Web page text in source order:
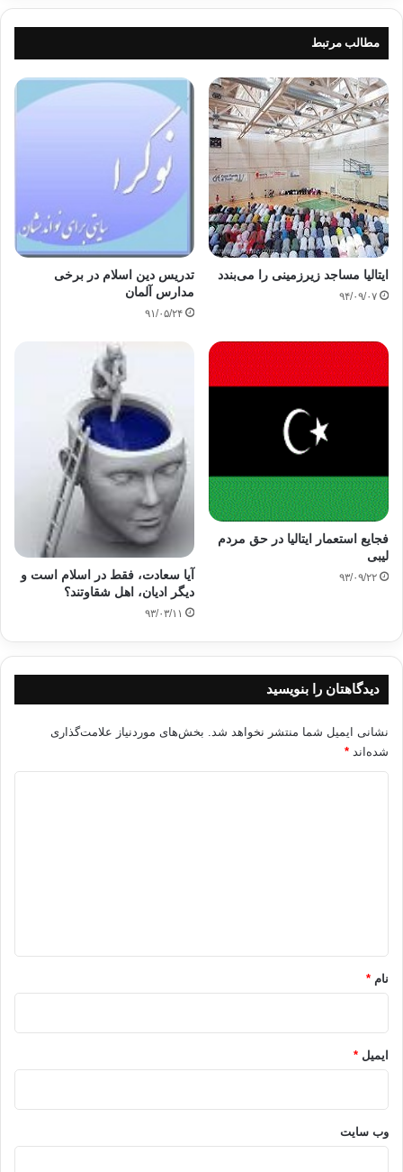
دیگر مساوی کند همچنین ساخت مساحد و قبرستان های اسلامی به
راحتی صورت خواهد گرفت .
طبق دیدگاه حاکم سیسیل توافق بر سر رسمیت دادن به اسلام در
ایتالیا ضامن ارتباط دولت با مسلمانان خواهد بود و این مساله با
مواد قانون اساسی کشور دال بر تعدد دینی در یک راستا قرار دارد.
منبع: پایگاه الجزیره
ایتالیا جزیره سیسیسل دین اسلام
کپی آدرس
مطالب مرتبط
ایتالیا مساجد زیرزمینی را می‌بندد
۹۴/۰۹/۰۷
تدریس دین اسلام در برخی
مدارس آلمان
۹۱/۰۵/۲۴
فجایع استعمار ایتالیا در حق مردم
لیبی
۹۳/۰۹/۲۲
آیا سعادت، فقط در اسلام است و
دیگر ادیان، اهل شقاوتند؟
۹۳/۰۳/۱۱
دیدگاهتان را بنویسید
نشانی ایمیل شما منتشر نخواهد شد. بخش‌های موردنیاز علامت‌گذاری
شده‌اند *
نام *
ایمیل *
وب‌ سایت